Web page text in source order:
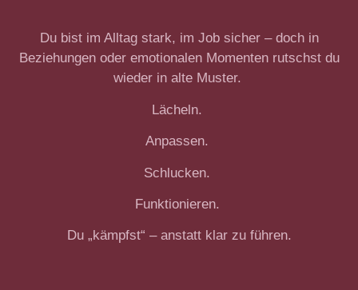
Du bist im Alltag stark, im Job sicher – doch in
Beziehungen oder emotionalen Momenten rutschst du
wieder in alte Muster.
Lächeln.
Anpassen.
Schlucken.
Funktionieren.
Du „kämpfst“ – anstatt klar zu führen.